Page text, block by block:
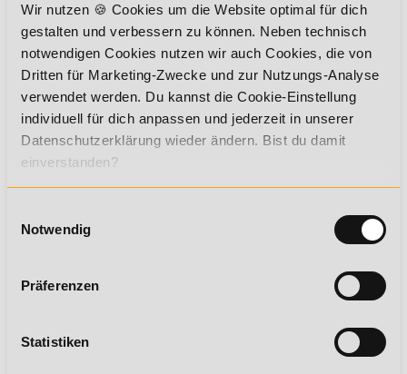
Wir nutzen 🍪 Cookies um die Website optimal für dich
gestalten und verbessern zu können. Neben technisch
notwendigen Cookies nutzen wir auch Cookies, die von
Dritten für Marketing-Zwecke und zur Nutzungs-Analyse
verwendet werden. Du kannst die Cookie-Einstellung
individuell für dich anpassen und jederzeit in unserer
Datenschutzerklärung wieder ändern. Bist du damit
einverstanden?
Notwendig
Präferenzen
Statistiken
Benachrichtigungen aufs Smartphone. Sie verzehrten dabei
gleichzeitig weniger Süßspeisen, Obst- und Getreideprodukte
sowie Kartoffeln oder auch Milch- und Milchprodukte. Laut
der Rückmeldungen der Probanden waren die erhaltenen
Nachrichten relativ einfach umsetzbar und der Verzehr bunter
Mahlzeiten machte den meisten Teilnehmern Spaß.
Damit weisen die Ergebnisse darauf hin, dass die Verwendung
von gezielten Hinweisreizen per Smartphone eine
Umsetzung von Ernährungsrichtlinien im Alltag unterstützen
Auch wenn eine langfristige und dauerhafte Änderung des
Ernährungsverhaltens nicht nach drei Wochen abgeschlossen
den Beginn einer Ernährungsumstellung mithilfe moderner
Technik möglicherweise leichter und erfolgversprechender
01. Oktober 2018